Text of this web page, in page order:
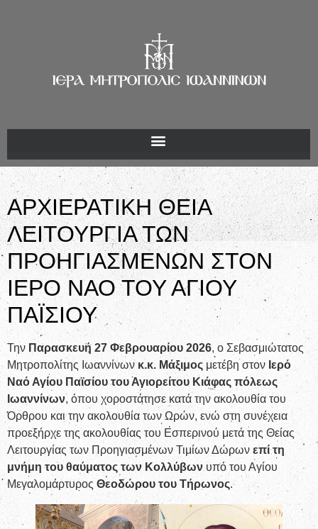
ΑΡΧΙΕΡΑΤΙΚΗ ΘΕΙΑ
ΛΕΙΤΟΥΡΓΙΑ ΤΩΝ
ΠΡΟΗΓΙΑΣΜΕΝΩΝ ΣΤΟΝ
ΙΕΡΟ ΝΑΟ ΤΟΥ ΑΓΙΟΥ
ΠΑΪΣΙΟΥ
Την Παρασκευή 27 Φεβρουαρίου 2026, ο Σεβασμιώτατος
Μητροπολίτης Ιωαννίνων κ.κ. Μάξιμος μετέβη στον Ιερό
Ναό Αγίου Παϊσίου του Αγιορείτου Κιάφας πόλεως
Ιωαννίνων, όπου χοροστάτησε κατά την ακολουθία του
Όρθρου και την ακολουθία των Ωρών, ενώ στη συνέχεια
προεξήρχε της ακολουθίας του Εσπερινού μετά της Θείας
Λειτουργίας των Προηγιασμένων Τιμίων Δώρων επί τη
μνήμη του θαύματος των Κολλύβων υπό του Αγίου
Μεγαλομάρτυρος Θεοδώρου του Τήρωνος.